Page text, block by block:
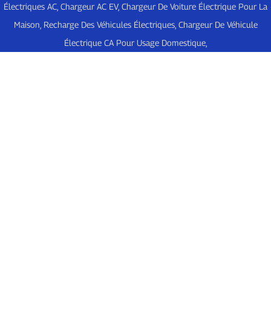
Électriques AC Chargeur AC EV, Chargeur De Voiture Électrique Pour La
Maison Recharge Des Véhicules Électriques, Chargeur De Véhicule
Électrique CA Pour Usage Domestique,